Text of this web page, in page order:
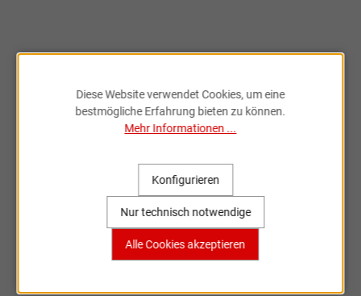
Fahrradzubehör & Ersatzteile
online entdecken
Große Auswahl, bekannte Marken,
schnelle Lieferung – Sportartikel Online
ist dein Partner rund ums Rad.
Diese Website verwendet Cookies, um eine
bestmögliche Erfahrung bieten zu können.
Mehr Informationen ...
Nur technisch notwendige
Konfigurieren
Alle Cookies akzeptieren